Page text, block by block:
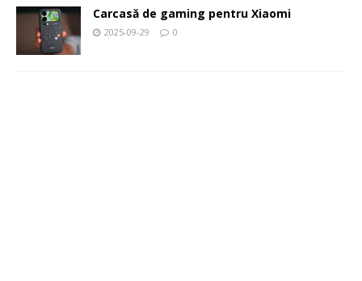
Carcasă de gaming pentru Xiaomi
2025-09-29 0